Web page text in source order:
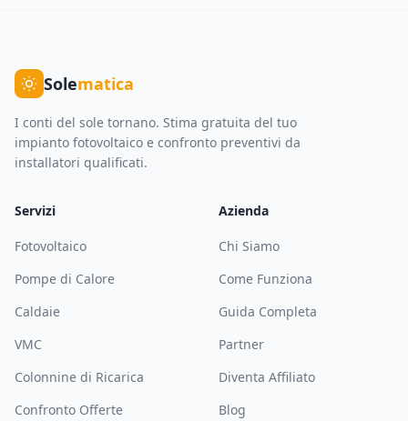
Solematica
I conti del sole tornano. Stima gratuita del tuo
impianto fotovoltaico e confronto preventivi da
installatori qualificati.
Servizi
Fotovoltaico
Pompe di Calore
Caldaie
VMC
Colonnine di Ricarica
Confronto Offerte
Azienda
Chi Siamo
Come Funziona
Guida Completa
Partner
Diventa Affiliato
Blog